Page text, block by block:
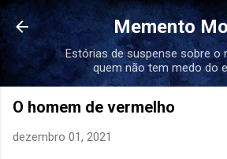
Pular para o conteúdo
Memento
Estórias de suspense sobre o
quem não tem medo do
O homem de vermelho
dezembro 01, 2021